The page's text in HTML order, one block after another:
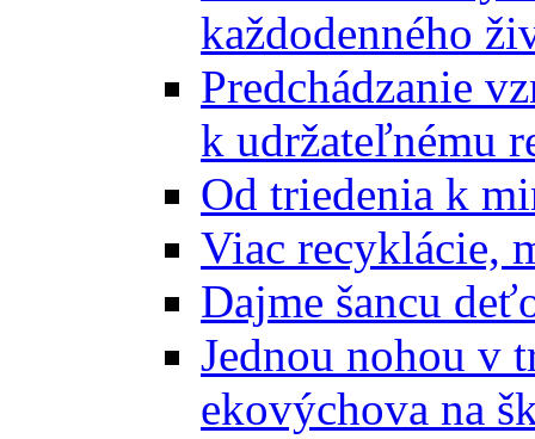
každodenného
Predchádzanie
k udržateľnému
Od triedenia k
Viac recyklácie,
Dajme šancu
Jednou nohou v
ekovýchova na